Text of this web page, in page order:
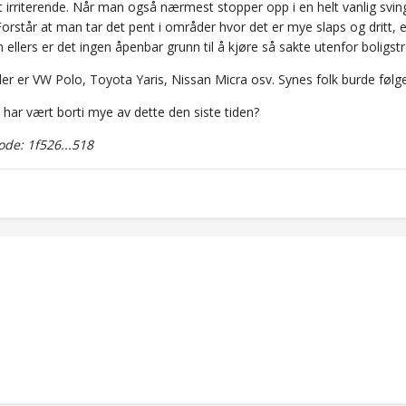
irriterende. Når man også nærmest stopper opp i en helt vanlig
at man tar det pent i områder hvor det er mye slaps og dritt,
ellers er det ingen åpenbar grunn til å kjøre så sakte utenfor
er VW Polo, Toyota Yaris, Nissan Micra osv. Synes folk burde
har vært borti mye av dette den siste tiden?
1f526...518